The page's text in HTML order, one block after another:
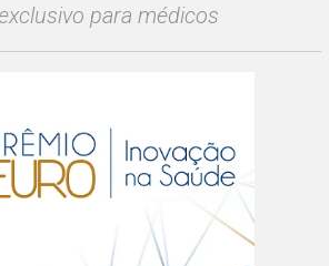
para médicos